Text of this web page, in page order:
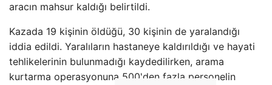
aracın mahsur kaldığı belirtildi.
Kazada 19 kişinin öldüğü, 30 kişinin de yaralandığı
iddia edildi. Yaralıların hastaneye kaldırıldığı ve hayati
tehlikelerinin bulunmadığı kaydedilirken, arama
kurtarma operasyonuna 500'den fazla personelin